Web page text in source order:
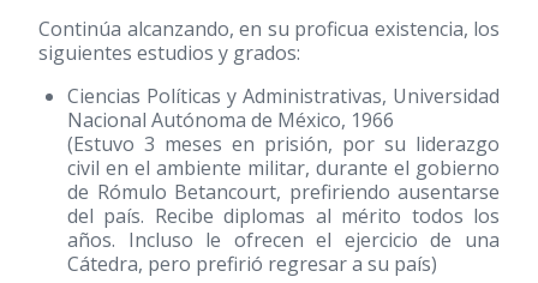
Continúa alcanzando, en su proficua existencia, los
siguientes estudios y grados:
Ciencias Políticas y Administrativas, Universidad
Nacional Autónoma de México, 1966
(Estuvo 3 meses en prisión, por su liderazgo
civil en el ambiente militar, durante el gobierno
de Rómulo Betancourt, prefiriendo ausentarse
del país. Recibe diplomas al mérito todos los
años. Incluso le ofrecen el ejercicio de una
Cátedra, pero prefirió regresar a su país)